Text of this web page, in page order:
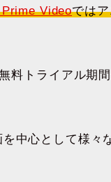
Videoでは
料トライアル期
中心として様々